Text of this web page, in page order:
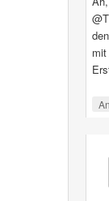
mit